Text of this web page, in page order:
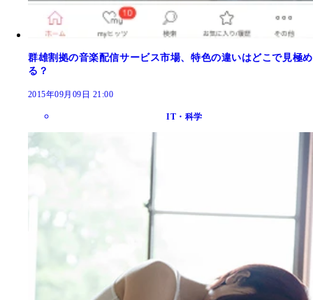
群雄割拠の音楽配信サービス市場、特色の違いはどこで見極め
る？
2015年09月09日 21:00
IT・科学